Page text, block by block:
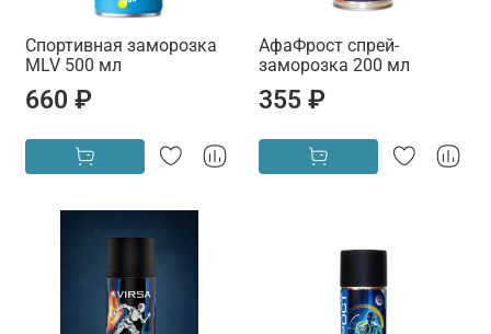
Спортивная заморозка
MLV 500 мл
660 ₽
АфаФрост спрей-
заморозка 200 мл
355 ₽